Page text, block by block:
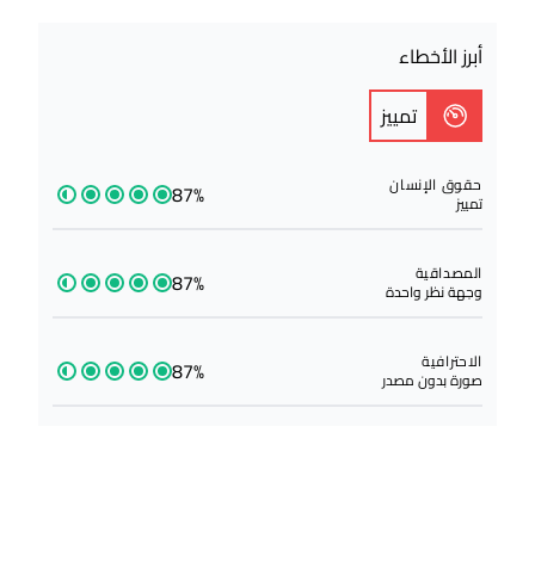
أبرز الأخطاء
تمييز
حقوق الإنسان
تمييز 87%
المصداقية
وجهة نظر واحدة 87%
الاحترافية
صورة بدون مصدر 87%